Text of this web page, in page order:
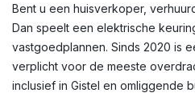
Bent u een huisverkoper,
Dan speelt een elektrische
vastgoedplannen. Sinds 2020 is
verplicht voor de meeste
inclusief in Gistel en omliggende